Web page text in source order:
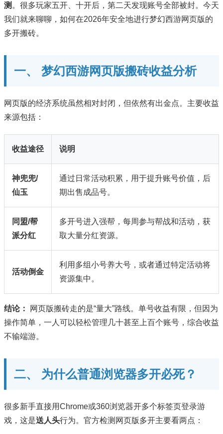
测 。很多玩家五开、十开后，第二天发现账号全部被封。今天
我们就来聊聊，如何在2026年安全地进行梦幻西游网页版的
多开搬砖。
一、 梦幻西游网页版搬砖收益分析
网页版的经济系统虽然相对封闭，但依然有出金点。主要收益
来源包括：
收益途径 说明
神兜兜/
仙玉
通过日常活动积累，用于提升账号价值，后
期出售成品号。
同盟/帮
派分红
多开号进入强帮，每周参与帮战和活动，获
取大量分红资源。
活动倒金
利用多组小号养大号，或者通过特定活动将
资源集中。
结论：
网页版搬砖走的是“量大”路线。单号收益有限，但因为
操作简单，一人可以轻松管理几十甚至上百个账号，综合收益
不输端游。
二、 为什么普通浏览器多开必死？
很多新手直接用Chrome或360浏览器开多个标签页登录游
戏，这是送人头行为。官方检测网页版多开主要看两点：